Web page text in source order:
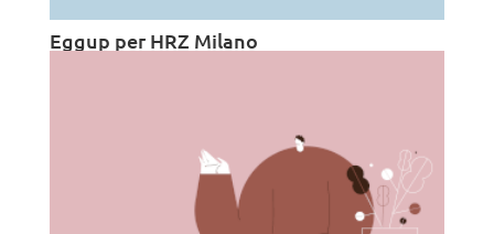
Eggup per HRZ Milano